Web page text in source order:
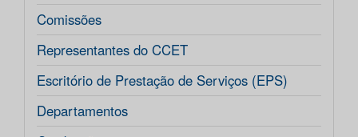
Comissões
Representantes do CCET
Escritório de Prestação de Serviços (EPS)
Departamentos